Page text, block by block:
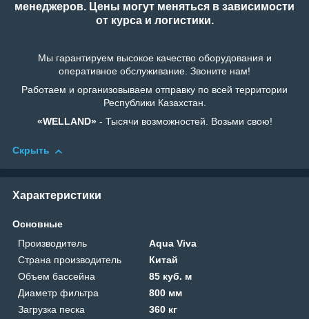
менеджеров. Цены могут меняться в зависимости
от курса и логистики.
Мы гарантируем высокое качество оборудования и
оперативное обслуживание. Звоните нам!
Работаем и организовываем отправку по всей территории
Республики Казахстан.
«WELLAND»- Тысячи возможностей. Возьми свою!
Скрыть
Характеристики
Основные
Производитель
Aqua Viva
Страна производитель
Китай
Объем бассейна
85 куб. м
Диаметр фильтра
800 мм
Загрузка песка
360 кг